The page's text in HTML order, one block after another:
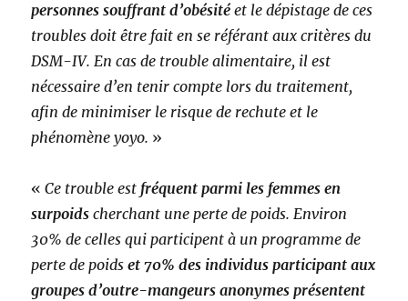
personnes souffrant d’obésité et le dépistage de ces
troubles doit être fait en se référant aux critères du
DSM-IV. En cas de trouble alimentaire, il est
nécessaire d’en tenir compte lors du traitement,
afin de minimiser le risque de rechute et le
phénomène yoyo. »
«Ce trouble est fréquent parmi les femmes en
surpoids cherchant une perte de poids. Environ
30% de celles qui participent à un programme de
perte de poidset 70% des individus participant aux
groupes d’outre-mangeurs anonymes présentent